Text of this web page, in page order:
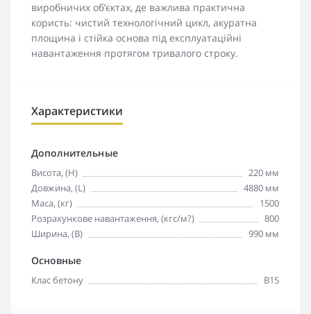
виробничих об’єктах, де важлива практична
користь: чистий технологічний цикл, акуратна
площина і стійка основа під експлуатаційні
навантаження протягом тривалого строку.
Характеристики
Дополнительные
Висота, (H)
220 мм
Довжина, (L)
4880 мм
Маса, (кг)
1500
Розрахункове навантаження, (кгс/м?)
800
Ширина, (B)
990 мм
Основные
Клас бетону В15